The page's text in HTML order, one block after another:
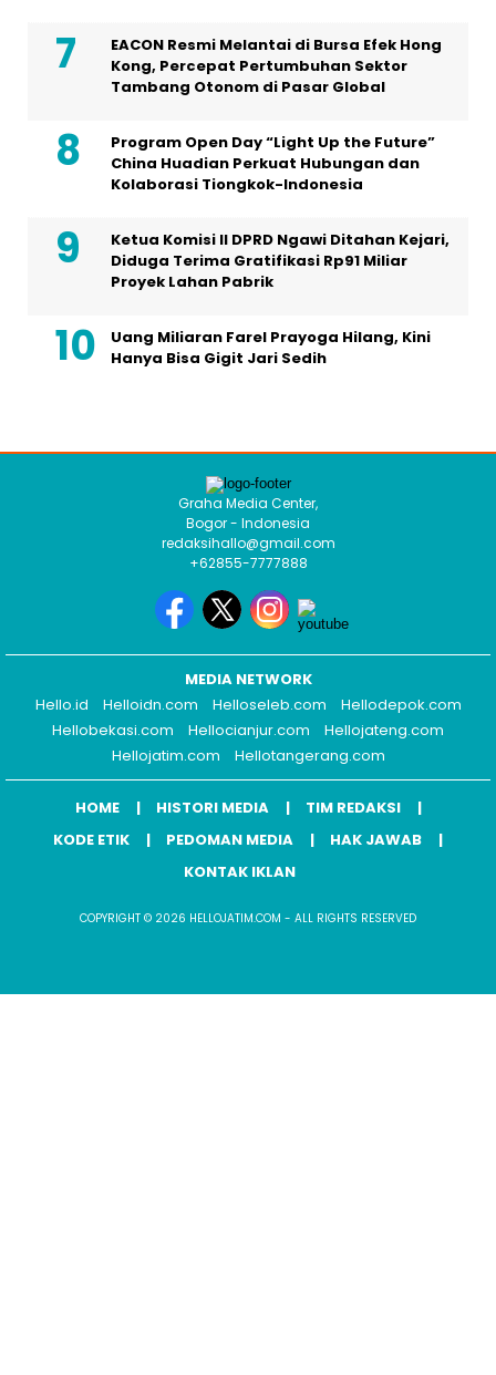
EACON Resmi Melantai di Bursa Efek Hong
Kong, Percepat Pertumbuhan Sektor
Tambang Otonom di Pasar Global
Program Open Day “Light Up the Future”
China Huadian Perkuat Hubungan dan
Kolaborasi Tiongkok-Indonesia
Ketua Komisi II DPRD Ngawi Ditahan Kejari,
Diduga Terima Gratifikasi Rp91 Miliar
Proyek Lahan Pabrik
Uang Miliaran Farel Prayoga Hilang, Kini
Hanya Bisa Gigit Jari Sedih
Graha Media Center,
Bogor - Indonesia
redaksihallo@gmail.com
+62855-7777888
MEDIA NETWORK
Hello.id
Helloidn.com Helloseleb.com
Hellodepok.com
Hellobekasi.com
Hellocianjur.com
Hellojateng.com
Hellojatim.com
Hellotangerang.com
HOME HISTORI MEDIA
TIM REDAKSI
KODE ETIK
PEDOMAN MEDIA
HAK JAWAB
KONTAK IKLAN
COPYRIGHT © 2026 HELLOJATIM.COM - ALL RIGHTS RESERVED